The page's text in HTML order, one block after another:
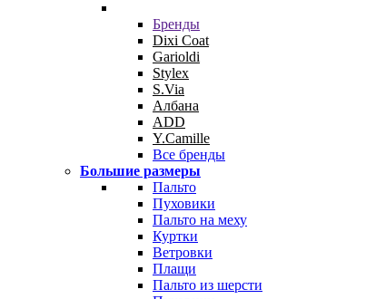
Бренды
Dixi Coat
Garioldi
Stylex
S.Via
Албана
ADD
Y.Camille
Все бренды
Большие размеры
Пальто
Пуховики
Пальто на меху
Куртки
Ветровки
Плащи
Пальто из шерсти